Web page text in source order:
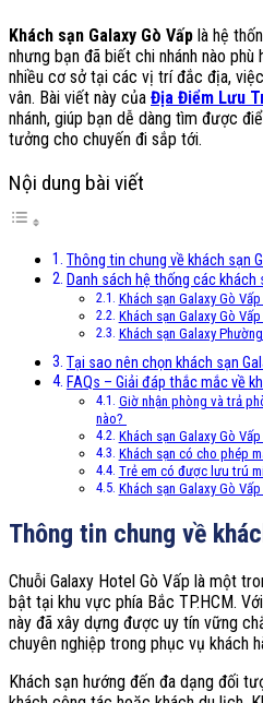
Khách sạn Galaxy Gò Vấp là hệ
nhưng bạn đã biết chi nhánh nào
nhiều cơ sở tại các vị trí đắc địa,
vân. Bài viết này của Địa Điểm Lưu
nhánh, giúp bạn dễ dàng tìm được
tưởng cho chuyến đi sắp tới.
Nội dung bài viết
Thông tin chung về khách sạn
Danh sách hệ thống các khách
Khách sạn Galaxy Gò
Khách sạn Galaxy Gò
Khách sạn Galaxy
Tại sao nên chọn khách sạn
FAQs – Giải đáp thắc mắc về
Giờ nhận phòng và trả
nào?
Khách sạn Galaxy Gò
Khách sạn có cho phép
Trẻ em có được lưu trú
Khách sạn Galaxy Gò
Thông tin chung về
Chuỗi Galaxy Hotel Gò Vấp là một
bật tại khu vực phía Bắc TP.HCM.
này đã xây dựng được uy tín vững
chuyên nghiệp trong phục vụ khách
Khách sạn hướng đến đa dạng đối